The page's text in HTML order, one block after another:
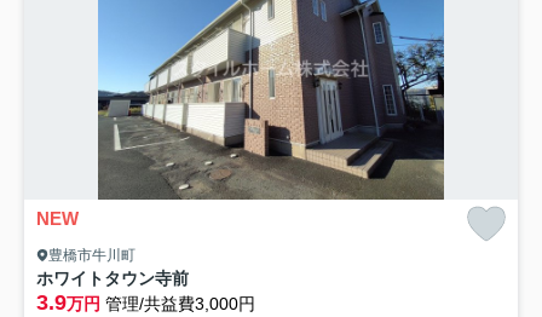
NEW
豊橋市牛川町
ホワイトタウン寺前
3.9万円 管理/共益費3,000円